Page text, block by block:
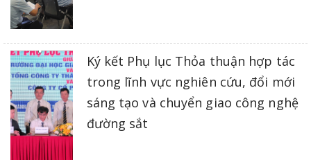
Ký kết Phụ lục Thỏa thuận hợp tác
trong lĩnh vực nghiên cứu, đổi mới
sáng tạo và chuyển giao công nghệ
đường sắt